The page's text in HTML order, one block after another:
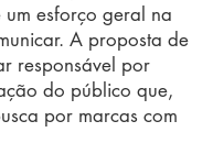
um esforço geral na
A proposta de
responsável por
do público que,
por marcas com